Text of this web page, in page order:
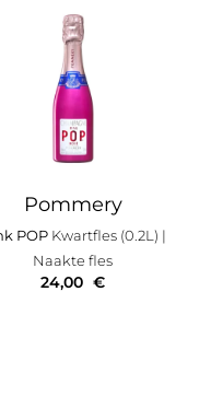
Pommery
POPKwartfles (0.2L) |
Naakte fles
24,00 €